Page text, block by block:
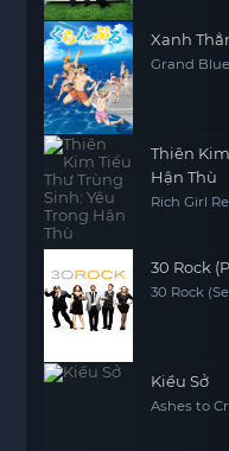
Xanh
Grand
Thiên
Hận Thù
Rich Girl
30 Rock
30 Rock
Kiều Sở
Ashes to